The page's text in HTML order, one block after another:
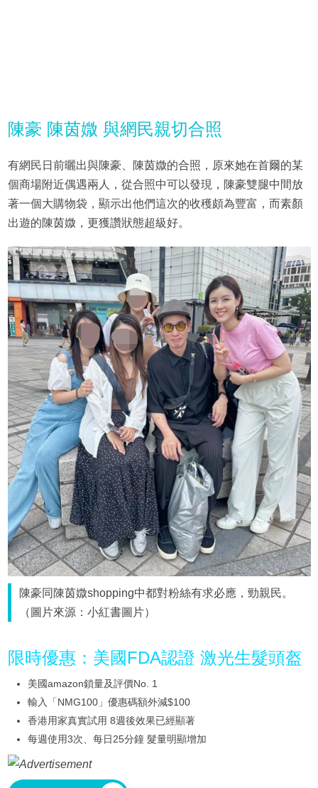
陳豪 陳茵媺 與網民親切合照
有網民日前曬出與陳豪、陳茵媺的合照，原來她在首爾的某
個商場附近偶遇兩人，從合照中可以發現，陳豪雙腿中間放
著一個大購物袋，顯示出他們這次的收穫頗為豐富，而素顏
出遊的陳茵媺，更獲讚狀態超級好。
陳豪同陳茵媺shopping中都對粉絲有求必應，勁親民。
（圖片來源：小紅書圖片）
限時優惠：美國FDA認證 激光生髮頭盔
美國amazon鎖量及評價No. 1
輸入「NMG100」優惠碼額外減$100
香港用家真實試用 8週後效果已經顯著
每週使用3次、每日25分鐘 髮量明顯增加